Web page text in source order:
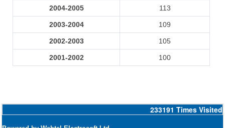
2004-2005 113
2003-2004 109
2002-2003 105
2001-2002 100
233191 Times Visited